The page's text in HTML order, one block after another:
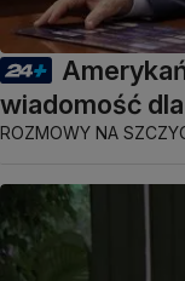
wiadomość
ROZMOWY NA